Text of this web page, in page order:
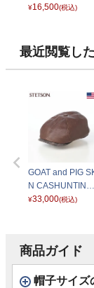
ング）SE676 ブラ
¥16,500(税込)
最近閲覧し
GOAT and PIG
N CASHUNTING
（ゴートアンドピ
¥33,000(税込)
商品ガイド
帽子サイズ